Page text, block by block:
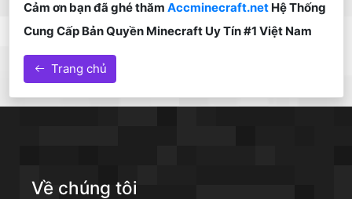
Cảm ơn bạn đã ghé thămAccminecraft.net Hệ Thống
Cung Cấp Bản Quyền Minecraft Uy Tín #1 Việt Nam
Trang chủ
Về chúng tôi